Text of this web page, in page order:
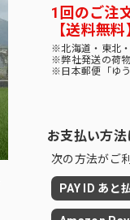
1回のご注
【送料無料
※北海道・東北
※弊社発送の荷
※日本郵便「ゆ
お支払い方
次の方法がご
PAY ID あと